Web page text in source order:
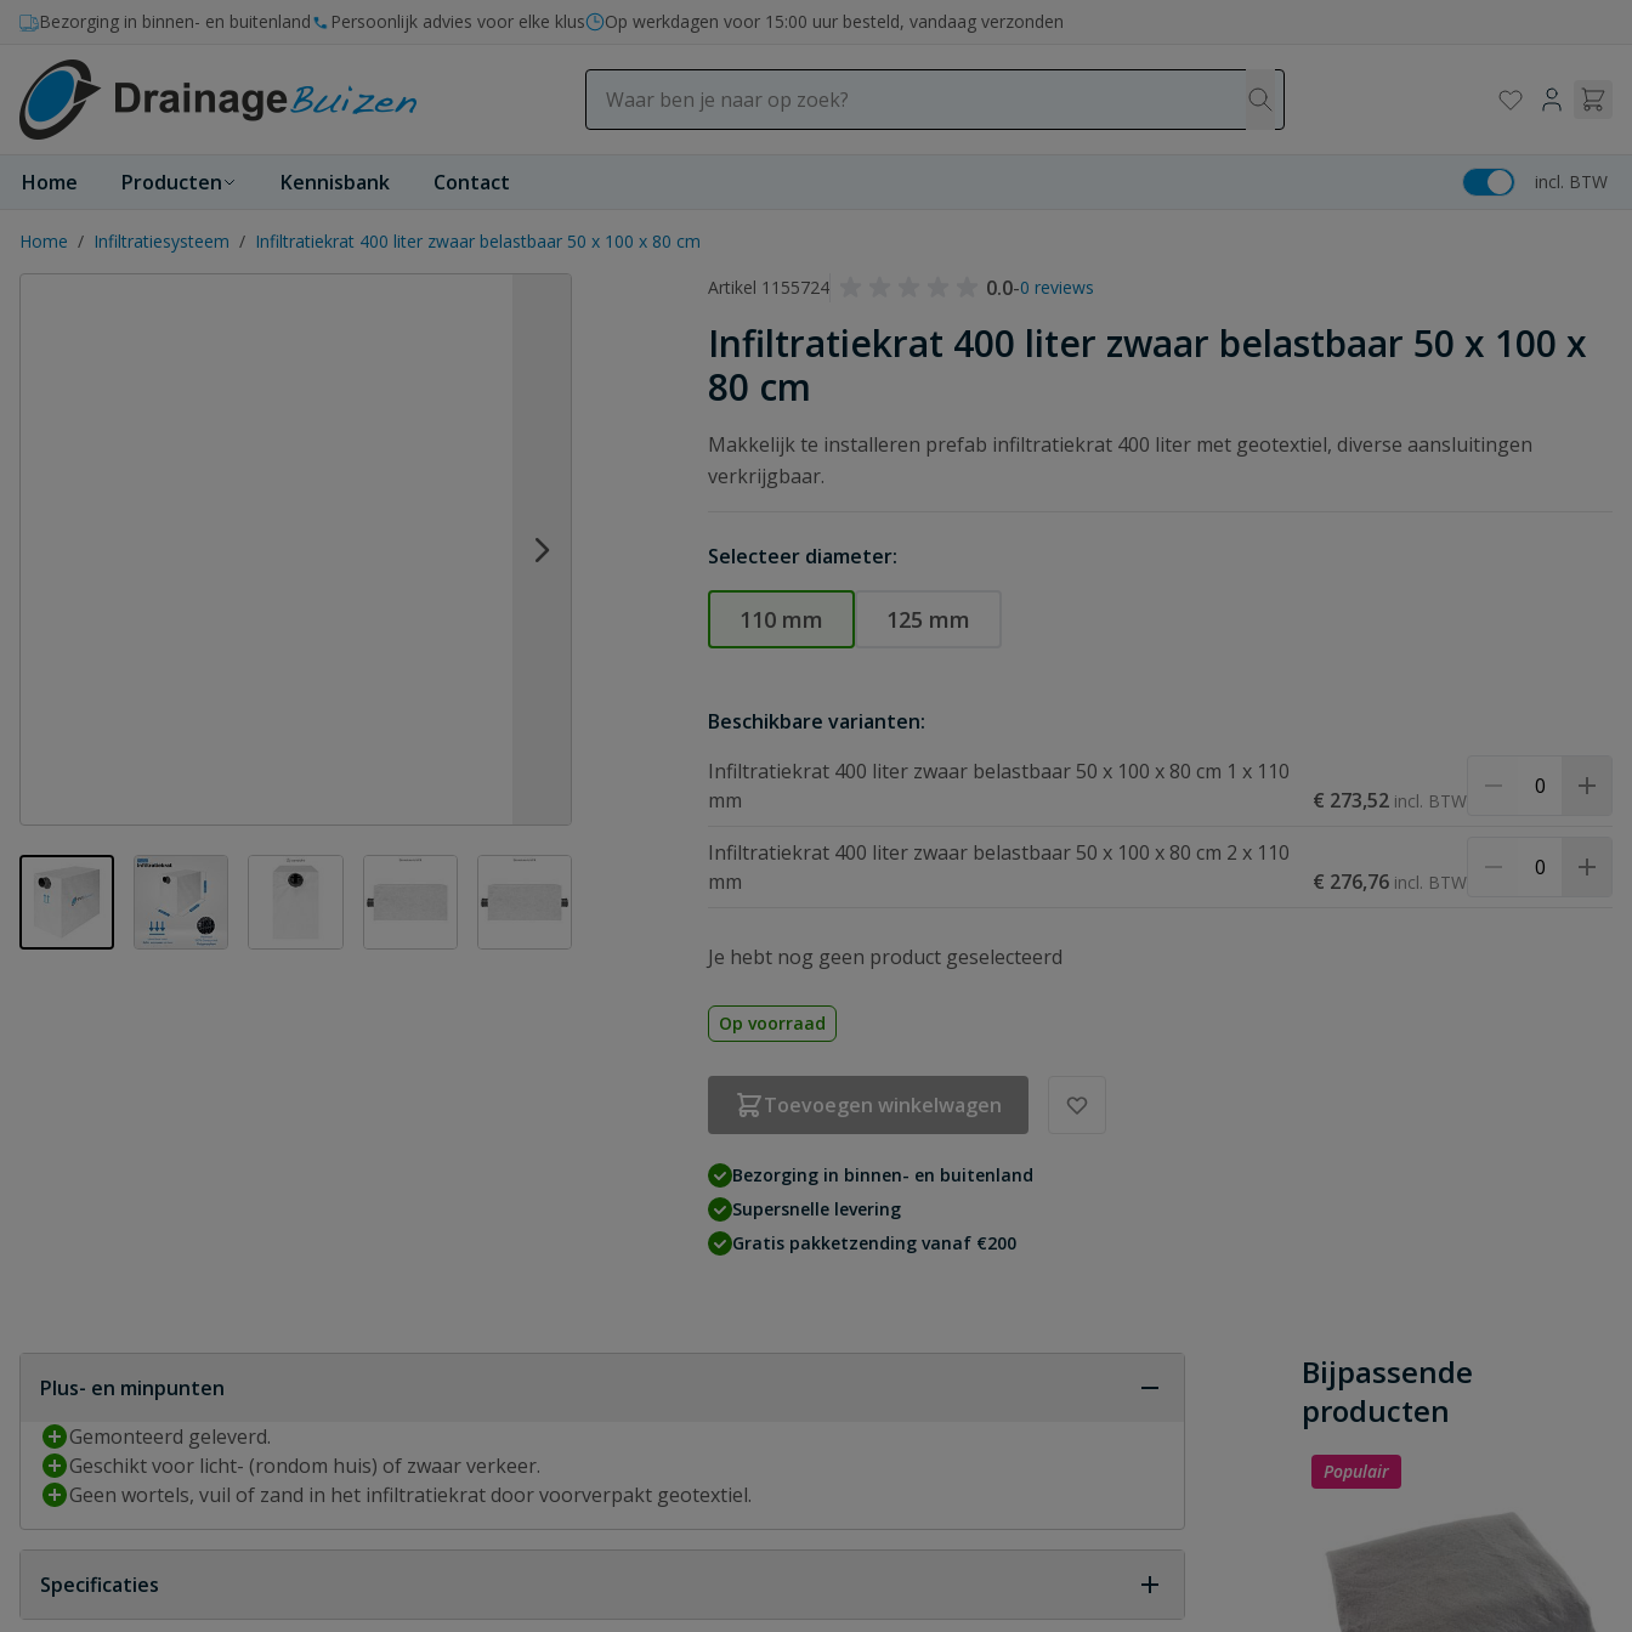
Ga naar de inhoud
Bezorging in binnen- en buitenland Persoonlijk advies voor elke klus Op werkdagen voor 15:00 uur besteld, vandaag verzonden
Home Producten Kennisbank Contact incl. BTW
Home / Infiltratiesysteem / Infiltratiekrat 400 liter zwaar belastbaar 50 x 100 x 80 cm
Artikel 1155724
0.0-0 reviews
Infiltratiekrat 400 liter zwaar belastbaar 50 x 100 x
80 cm
View larger imageView larger imageView larger imageView larger imageView larger image
Makkelijk te installeren prefab infiltratiekrat 400 liter met geotextiel, diverse aansluitingen
verkrijgbaar.
Selecteer diameter:
110 mm 125 mm
Beschikbare varianten:
Infiltratiekrat 400 liter zwaar belastbaar 50 x 100 x 80 cm 1 x 110
mm
€ 273,52
Infiltratiekrat 400 liter zwaar belastbaar 50 x 100 x 80 cm 2 x 110
mm
€ 276,76
Je hebt nog geen product geselecteerd
Op voorraad
Toevoegen winkelwagen
Bezorging in binnen- en buitenland
Supersnelle levering
Gratis pakketzending vanaf €200
Plus- en minpunten
Gemonteerd geleverd.
Geschikt voor licht- (rondom huis) of zwaar verkeer.
Geen wortels, vuil of zand in het infiltratiekrat door voorverpakt geotextiel.
Specificaties
Bijpassende
producten
Populair